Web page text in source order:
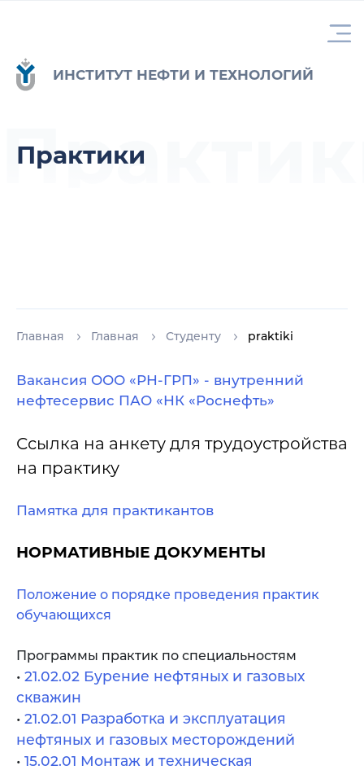
ИНСТИТУТ НЕФТИ И ТЕХНОЛОГИЙ
Практики
Главная Главная Студенту praktiki
Вакансия ООО «РН-ГРП» - внутренний
нефтесервис ПАО «НК «Роснефть»
Ссылка на анкету для трудоустройства
на практику
Памятка для практикантов
НОРМАТИВНЫЕ ДОКУМЕНТЫ
Положение о порядке проведения практик
обучающихся
Программы практик по специальностям
• 21.02.02 Бурение нефтяных и газовых
скважин
• 21.02.01 Разработка и эксплуатация
нефтяных и газовых месторождений
• 15.02.01 Монтаж и техническая